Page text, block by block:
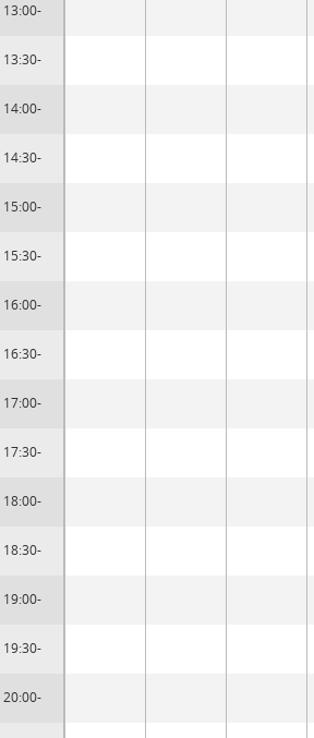
13:00-
13:30-
14:00-
14:30-
15:00-
15:30-
16:00-
16:30-
17:00-
17:30-
18:00-
18:30-
19:00-
19:30-
20:00-